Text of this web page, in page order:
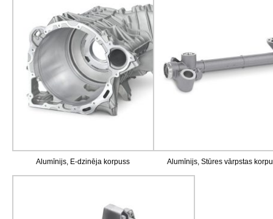
Alumīnijs, E-dzinēja korpuss Alumīnijs, Stūres vārpstas